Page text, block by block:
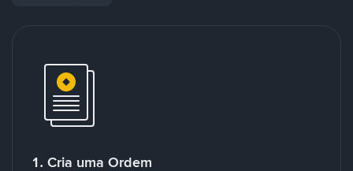
1. Cria uma Ordem